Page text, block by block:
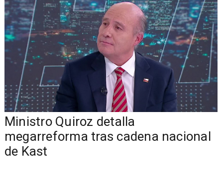
Ministro Quiroz detalla
megarreforma tras cadena nacional
de Kast